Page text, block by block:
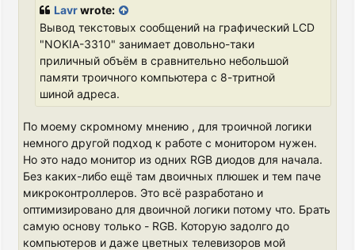
Lavrwrote:
Вывод текстовых сообщений на графический LCD
"NOKIA-3310" занимает довольно-таки
приличный объём в сравнительно небольшой
памяти троичного компьютера с 8-тритной
шиной адреса.
По моему скромному мнению , для троичной логики
немного другой подход к работе с монитором нужен.
Но это надо монитор из одних RGB диодов для начала.
Без каких-либо ещё там двоичных плюшек и тем паче
микроконтроллеров. Это всё разработано и
оптимизировано для двоичной логики потому что. Брать
самую основу только - RGB. Которую задолго до
компьютеров и даже цветных телевизоров мой